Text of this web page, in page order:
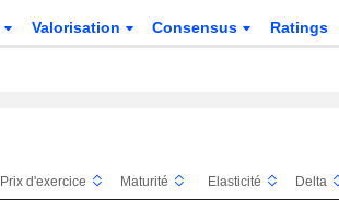
Valorisation Consensus Ratings
Prix d'exercice Maturité Elasticité Delta